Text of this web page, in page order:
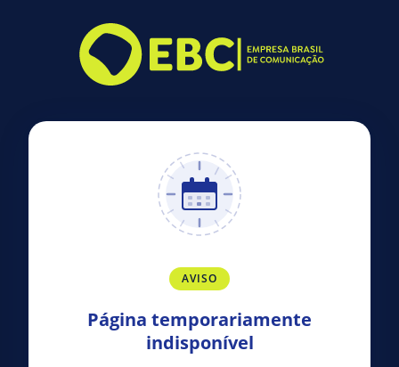
AVISO
Página temporariamente
indisponível